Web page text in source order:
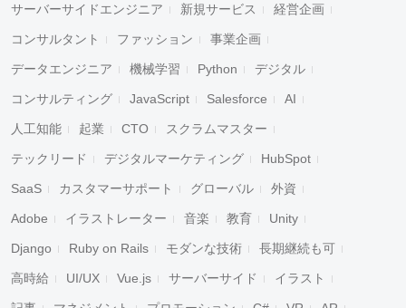
サーバーサイドエンジニア 新規サービス 経営企画
コンサルタント ファッション 事業企画
データエンジニア 機械学習 Python デジタル
コンサルティング JavaScript Salesforce AI
人工知能 起業 CTO スクラムマスター
テックリード デジタルマーケティング HubSpot
SaaS カスタマーサポート グローバル 外資
Adobe イラストレーター 音楽 教育 Unity
Django Ruby on Rails モダンな技術 長期継続も可
高時給 UI/UX Vue.js サーバーサイド イラスト